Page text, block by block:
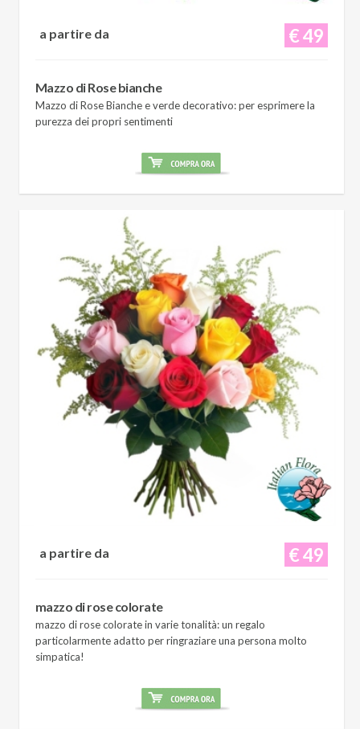
€ 49
a partire da
Mazzo di Rose bianche
Mazzo di Rose Bianche e verde decorativo: per esprimere la
purezza dei propri sentimenti
€ 49
a partire da
mazzo di rose colorate
mazzo di rose colorate in varie tonalità: un regalo
particolarmente adatto per ringraziare una persona molto
simpatica!